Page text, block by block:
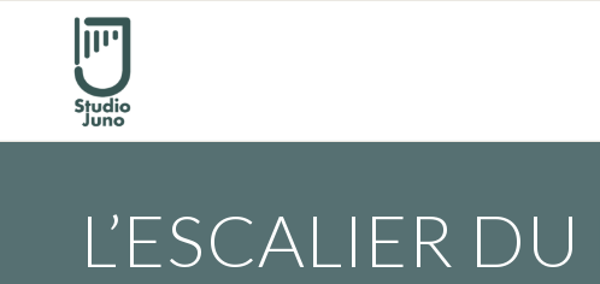
L’ESCALIER DU